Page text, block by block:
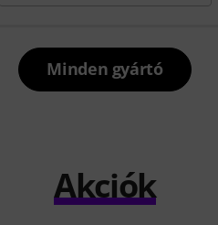
Minden gyártó
Akciók